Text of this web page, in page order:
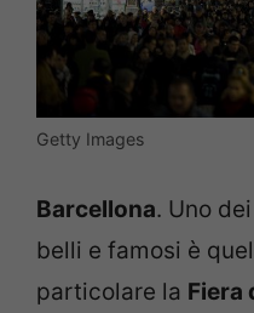
Getty Images
Barcellona. Uno
belli e famosi è
particolare la Fiera